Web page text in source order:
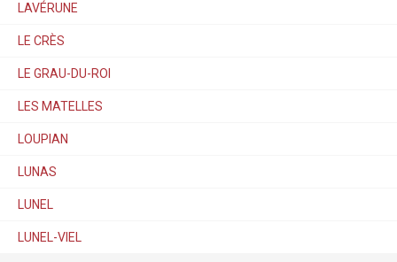
LAVÉRUNE
LE CRÈS
LE GRAU-DU-ROI
LES MATELLES
LOUPIAN
LUNAS
LUNEL
LUNEL-VIEL